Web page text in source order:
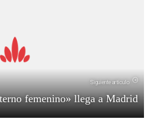
Siguiente artículo
femenino» llega a Madrid